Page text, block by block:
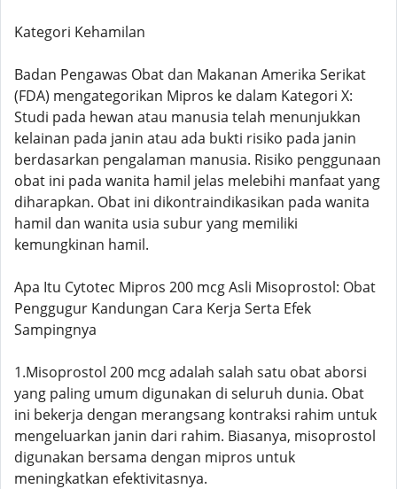
Kategori Kehamilan
Badan Pengawas Obat dan Makanan Amerika Serikat
(FDA) mengategorikan Mipros ke dalam Kategori X:
Studi pada hewan atau manusia telah menunjukkan
kelainan pada janin atau ada bukti risiko pada janin
berdasarkan pengalaman manusia. Risiko penggunaan
obat ini pada wanita hamil jelas melebihi manfaat yang
diharapkan. Obat ini dikontraindikasikan pada wanita
hamil dan wanita usia subur yang memiliki
kemungkinan hamil.
Apa Itu Cytotec Mipros 200 mcg Asli Misoprostol: Obat
Penggugur Kandungan Cara Kerja Serta Efek
Sampingnya
1.Misoprostol 200 mcg adalah salah satu obat aborsi
yang paling umum digunakan di seluruh dunia. Obat
ini bekerja dengan merangsang kontraksi rahim untuk
mengeluarkan janin dari rahim. Biasanya, misoprostol
digunakan bersama dengan mipros untuk
meningkatkan efektivitasnya.